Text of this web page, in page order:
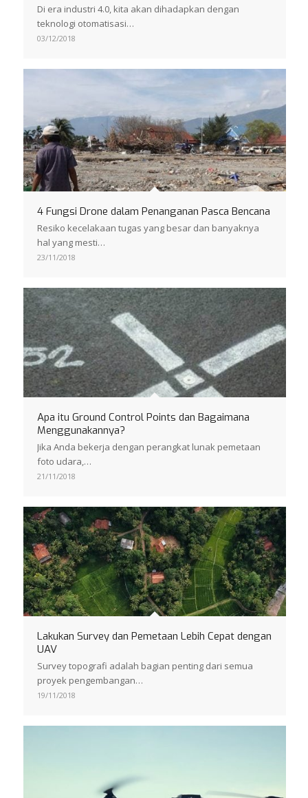
Di era industri 4.0, kita akan dihadapkan dengan
teknologi otomatisasi…
03/12/2018
4 Fungsi Drone dalam Penanganan Pasca Bencana
Resiko kecelakaan tugas yang besar dan banyaknya
hal yang mesti…
23/11/2018
Apa itu Ground Control Points dan Bagaimana
Menggunakannya?
Jika Anda bekerja dengan perangkat lunak pemetaan
foto udara,…
21/11/2018
Lakukan Survey dan Pemetaan Lebih Cepat dengan
UAV
Survey topografi adalah bagian penting dari semua
proyek pengembangan…
19/11/2018